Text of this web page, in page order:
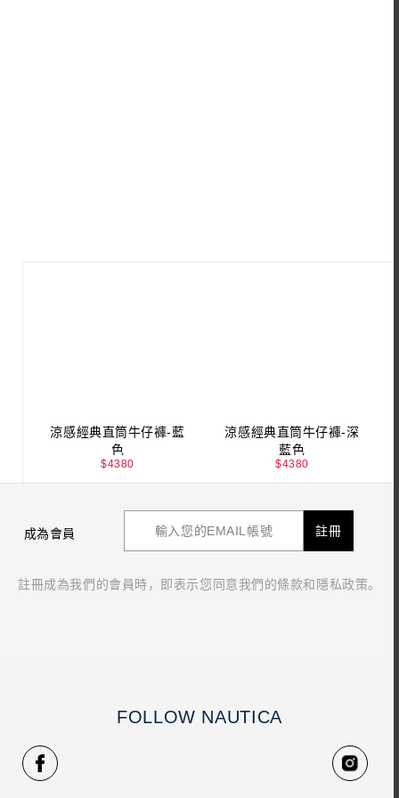
涼感經典直筒牛仔褲-藍
色
$4380
涼感經典直筒牛仔褲-深
藍色
$4380
成為會員 註冊
註冊成為我們的會員時，即表示您同意我們的條款和隱私政策。
FOLLOW NAUTICA